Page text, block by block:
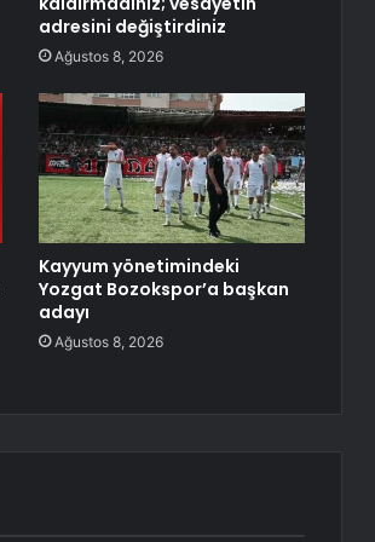
adresini değiştirdiniz
Ağustos 8, 2026
Kayyum yönetimindeki
Yozgat Bozokspor’a başkan
adayı
Ağustos 8, 2026